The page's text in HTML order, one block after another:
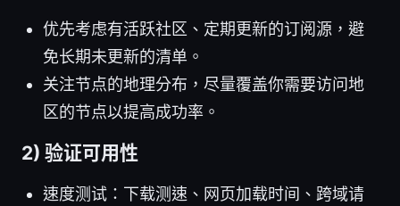
优先考虑有活跃社区、定期更新的订阅源，避
免长期未更新的清单。
关注节点的地理分布，尽量覆盖你需要访问地
区的节点以提高成功率。
2) 验证可用性
速度测试：下载测速、网页加载时间、跨域请